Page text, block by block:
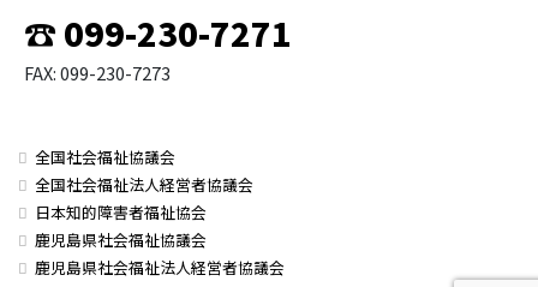
☎ 099-230-7271
FAX: 099-230-7273
全国社会福祉協議会
全国社会福祉法人経営者協議会
日本知的障害者福祉協会
鹿児島県社会福祉協議会
鹿児島県社会福祉法人経営者協議会